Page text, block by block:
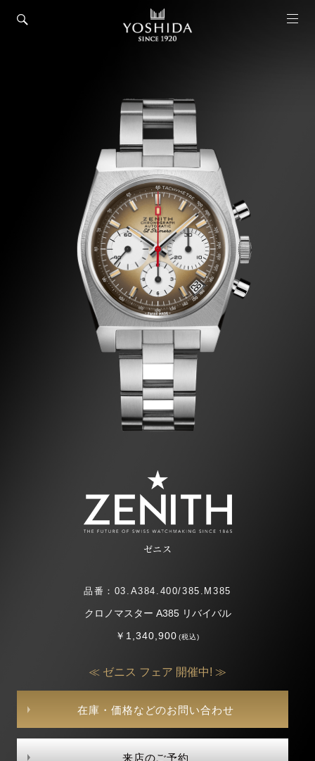
ゼニス
品番：03.A384.400/385.M385
クロノマスター A385 リバイバル
￥1,340,900(税込)
≪ ゼニス フェア 開催中! ≫
在庫・価格などのお問い合わせ
来店のご予約